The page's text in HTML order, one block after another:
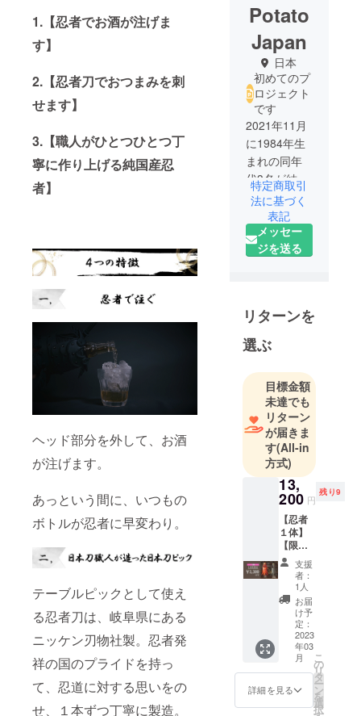
1.【忍者でお酒が注げま
す】
2.【忍者刀でおつまみを刺
せます】
3.【職人がひとつひとつ丁
寧に作り上げる純国産忍
者】
ヘッド部分を外して、お酒
が注げます。
あっという間に、いつもの
ボトルが忍者に早変わり。
テーブルピックとして使え
る忍者刀は、岐阜県にある
ニッケン刃物社製。忍者発
祥の国のプライドを持っ
て、忍道に対する思いをの
せ、１本ずつ丁寧に製造。
Potato
Japan
日本
初めてのプ
ロジェクト
です
2021年11月
に1984年生
まれの同年
代3名が結集
し創業。
日本の良い
モノとコト
で世界が喜
特定商取引
法に基づく
表記
メッセー
ジを送る
リターンを
選ぶ
目標金額
未達でも
リターン
が届きま
す(All-in
方式)
13,
200 円
残り9
【忍者
１体】
【限定
１０
体】忍
者ボト
ルカ
バー 赤/
黒 定
16,500
支援
者：
1人
お届
け予
定：
2023
年03
月
詳細を見る
こ
の
リ
タ
ー
ン
を
選
択